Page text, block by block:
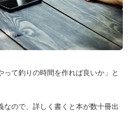
って釣りの時間を作れば良いか」と
なので、詳しく書くと本が数十冊出